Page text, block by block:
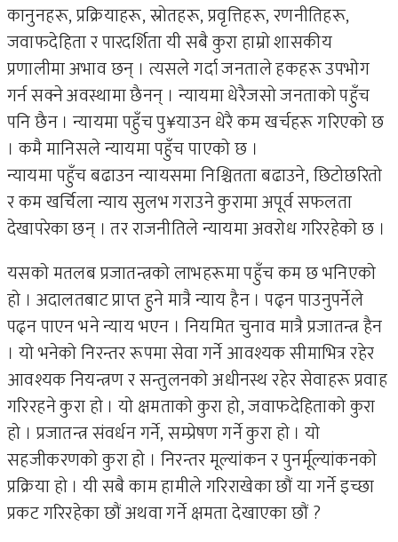
कानुनहरू, प्रक्रियाहरू, स्रोतहरू, प्रवृत्तिहरू, रणनीतिहरू,
जवाफदेहिता र पारदर्शिता यी सबै कुरा हाम्रो शासकीय
प्रणालीमा अभाव छन् । त्यसले गर्दा जनताले हकहरू उपभोग
गर्न सक्ने अवस्थामा छैनन् । न्यायमा धेरैजसो जनताको पहुँच
पनि छैन । न्यायमा पहुँच पु¥याउन धेरै कम खर्चहरू गरिएको छ
। कमै मानिसले न्यायमा पहुँच पाएको छ ।
न्यायमा पहुँच बढाउन न्यायसमा निश्चितता बढाउने, छिटोछरितो
र कम खर्चिला न्याय सुलभ गराउने कुरामा अपूर्व सफलता
देखापरेका छन् । तर राजनीतिले न्यायमा अवरोध गरिरहेको छ ।
यसको मतलब प्रजातन्त्रको लाभहरूमा पहुँच कम छ भनिएको
हो । अदालतबाट प्राप्त हुने मात्रै न्याय हैन । पढ्न पाउनुपर्नेले
पढ्न पाएन भने न्याय भएन । नियमित चुनाव मात्रै प्रजातन्त्र हैन
। यो भनेको निरन्तर रूपमा सेवा गर्ने आवश्यक सीमाभित्र रहेर
आवश्यक नियन्त्रण र सन्तुलनको अधीनस्थ रहेर सेवाहरू प्रवाह
गरिरहने कुरा हो । यो क्षमताको कुरा हो, जवाफदेहिताको कुरा
हो । प्रजातन्त्र संवर्धन गर्ने, सम्प्रेषण गर्ने कुरा हो । यो
सहजीकरणको कुरा हो । निरन्तर मूल्यांकन र पुनर्मूल्यांकनको
प्रक्रिया हो । यी सबै काम हामीले गरिराखेका छौं या गर्ने इच्छा
प्रकट गरिरहेका छौं अथवा गर्ने क्षमता देखाएका छौं ?